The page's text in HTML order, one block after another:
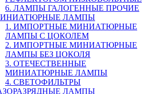
6. ЛАМПЫ ГАЛОГЕННЫЕ ПРОЧИЕ
ЛАМПЫ
1. ИМПОРТНЫЕ МИНИАТЮРНЫЕ
ЛАМПЫ С ЦОКОЛЕМ
2. ИМПОРТНЫЕ МИНИАТЮРНЫЕ
ЛАМПЫ БЕЗ ЦОКОЛЯ
3. ОТЕЧЕСТВЕННЫЕ
МИНИАТЮРНЫЕ ЛАМПЫ
4. СВЕТОФИЛЬТРЫ
ЛАМПЫ